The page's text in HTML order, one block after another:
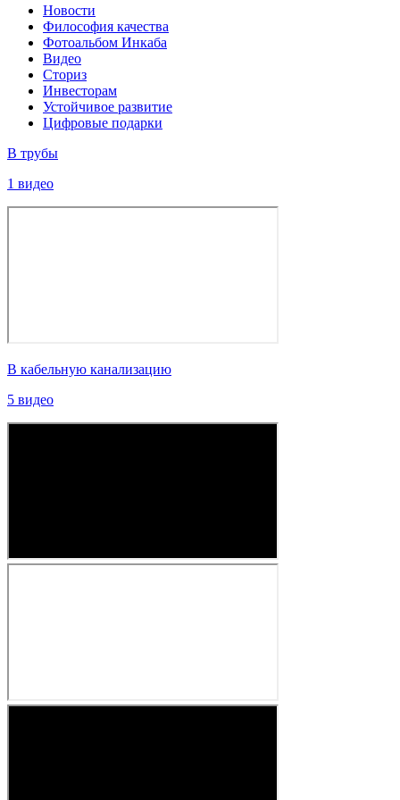
Новости
Философия качества
Фотоальбом Инкаба
Видео
Сториз
Инвесторам
Устойчивое развитие
Цифровые подарки
В трубы
1 видео
В кабельную канализацию
5 видео